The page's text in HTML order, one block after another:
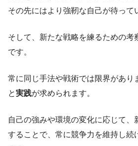
その先にはより強靭な自己が待って
そして、新たな戦略を練るための考
です。
常に同じ手法や戦術では限界があり
と実践が求められます。
自己の強みや環境の変化に応じて、
することで、常に競争力を維持し続